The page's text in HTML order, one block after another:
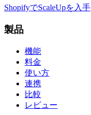
ShopifyでScaleUpを入手
製品
機能
料金
使い方
連携
比較
レビュー